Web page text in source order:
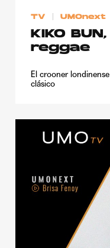
TV UMOnext
KIKO
reggae
El crooner
clásico